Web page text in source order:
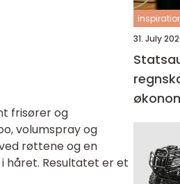
frisører og
volumspray og
røttene og en
håret. Resultatet er et
31. July